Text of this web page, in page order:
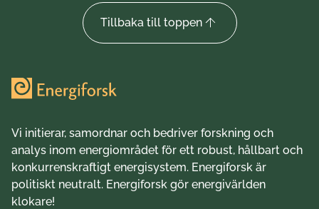
Tillbaka till toppen
Vi initierar, samordnar och bedriver forskning och
analys inom energiområdet för ett robust, hållbart och
konkurrenskraftigt energisystem. Energiforsk är
politiskt neutralt. Energiforsk gör energivärlden
klokare!